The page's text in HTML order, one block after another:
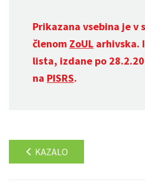
Prikazana vsebina je v
členom ZoUL arhivska.
lista, izdane po
na PISRS.
KAZALO